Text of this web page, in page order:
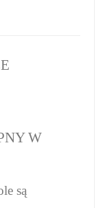
W
są